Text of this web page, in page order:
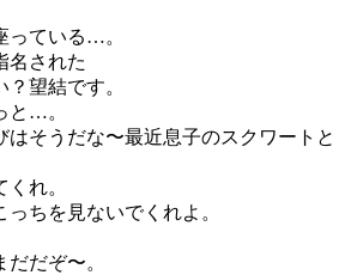
っている…。
名された
望結です。
と…。
はそうだな〜最近息子のスクワートと
れ。
ちを見ないでくれよ。
だだぞ〜。